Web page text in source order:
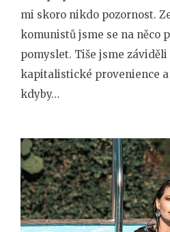
mi skoro nikdo pozornost.
komunistů jsme se na něco
pomyslet. Tiše jsme
kapitalistické provenience
kdyby…